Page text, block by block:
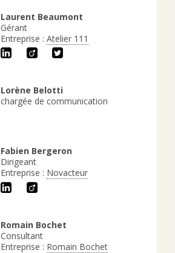
Laurent Beaumont
Gérant
Entreprise : Atelier 111
Lorène Belotti
chargée de communication
Fabien Bergeron
Dirigeant
Entreprise : Novacteur
Romain Bochet
Consultant
Entreprise : Romain Bochet